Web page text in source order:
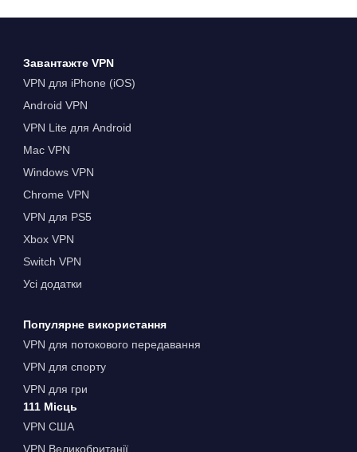
Завантажте VPN
VPN для iPhone (iOS)
Android VPN
VPN Lite для Android
Mac VPN
Windows VPN
Chrome VPN
VPN для PS5
Xbox VPN
Switch VPN
Усі додатки
Популярне використання
VPN для потокового передавання
VPN для спорту
VPN для гри
111 Місць
VPN США
VPN Великобританії